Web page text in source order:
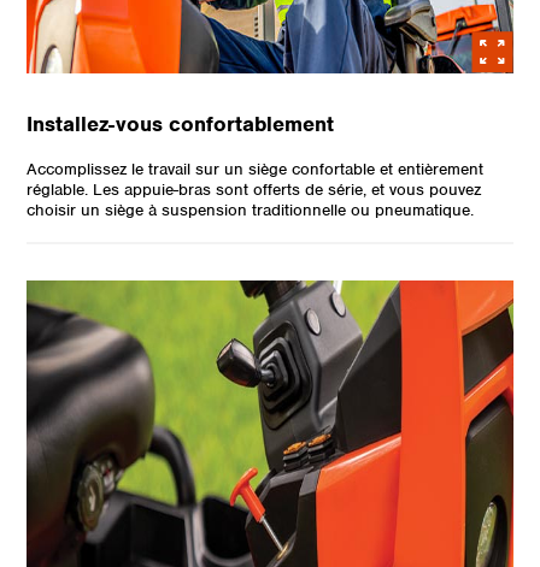
Installez-vous confortablement
Accomplissez le travail sur un siège confortable et entièrement
réglable. Les appuie-bras sont offerts de série, et vous pouvez
choisir un siège à suspension traditionnelle ou pneumatique.